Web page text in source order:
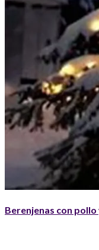
Berenjenas con